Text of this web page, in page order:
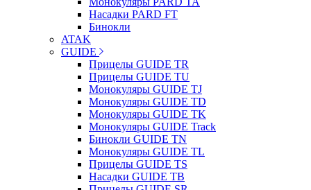
Насадки PARD FT
Бинокли
ATAK
GUIDE
Прицелы GUIDE TR
Прицелы GUIDE TU
Монокуляры GUIDE TJ
Монокуляры GUIDE TD
Монокуляры GUIDE TK
Монокуляры GUIDE Track
Бинокли GUIDE TN
Монокуляры GUIDE TL
Прицелы GUIDE TS
Насадки GUIDE TB